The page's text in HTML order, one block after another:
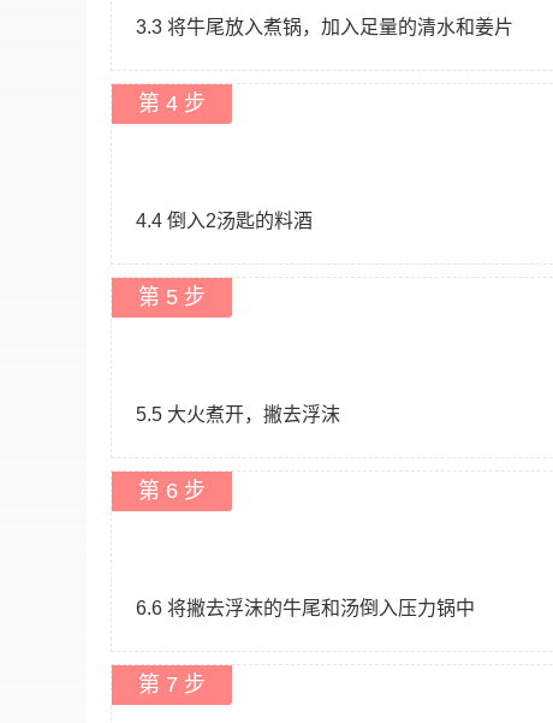
3.3 将牛尾放入煮锅，加入足量的清水和姜片
第 4 步
4.4 倒入2汤匙的料酒
第 5 步
5.5 大火煮开，撇去浮沫
第 6 步
6.6 将撇去浮沫的牛尾和汤倒入压力锅中
第 7 步